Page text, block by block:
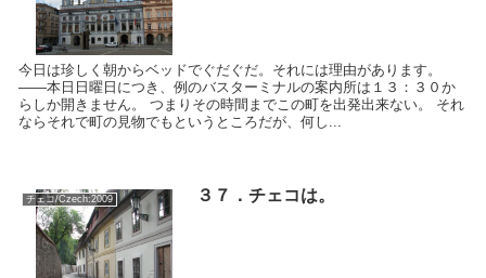
今日は珍しく朝からベッドでぐだぐだ。それには理由があります。
――本日日曜日につき、例のバスターミナルの案内所は１３：３０か
らしか開きません。 つまりその時間までこの町を出発出来ない。 それ
ならそれで町の見物でもというところだが、何し...
チェコ/Czech:2009 ３７．チェコは。